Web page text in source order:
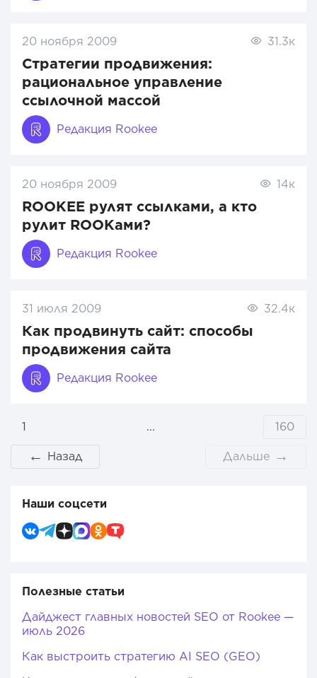
20 ноября 2009 31.3к
Стратегии продвижения:
рациональное управление
ссылочной массой
Редакция Rookee
20 ноября 2009 14к
ROOKEE рулят ссылками, а кто
рулит ROOKами?
Редакция Rookee
31 июля 2009 32.4к
Как продвинуть сайт: способы
продвижения сайта
Редакция Rookee
1 ... 160
← Назад Дальше →
Наши соцсети
Полезные статьи
Дайджест главных новостей SEO от Rookee —
июль 2026
Как выстроить стратегию AI SEO (GEO)